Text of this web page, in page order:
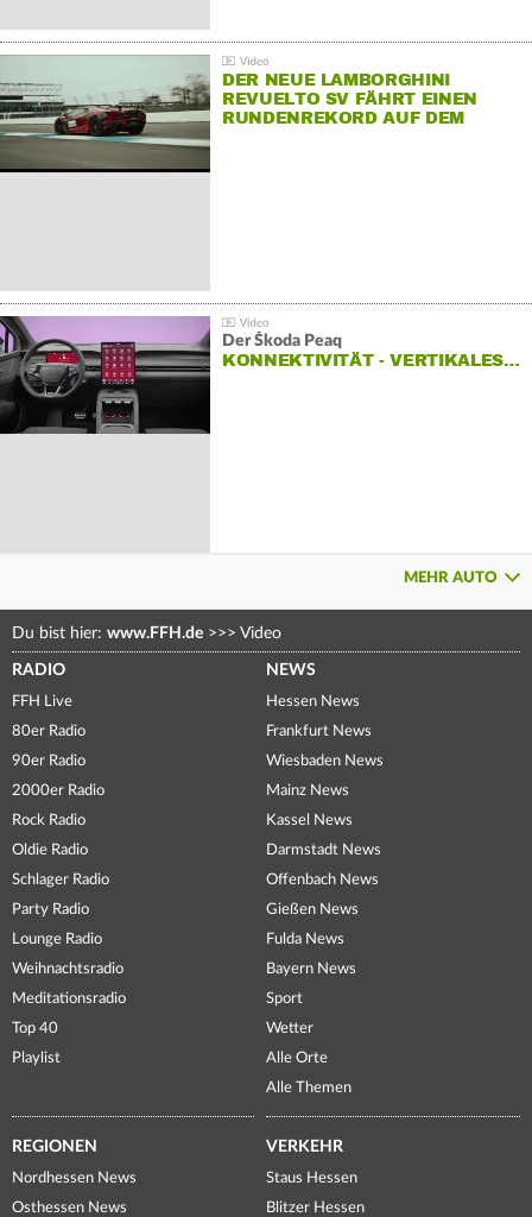
DER NEUE LAMBORGHINI
REVUELTO SV FÄHRT EINEN
RUNDENREKORD AUF DEM
Der Škoda Peaq
KONNEKTIVITÄT - VERTIKALES…
MEHR AUTO
Du bist hier: www.FFH.de >>> Video
RADIO
FFH Live
80er Radio
90er Radio
2000er Radio
Rock Radio
Oldie Radio
Schlager Radio
Party Radio
Lounge Radio
Weihnachtsradio
Meditationsradio
Top 40
Playlist
NEWS
Hessen News
Frankfurt News
Wiesbaden News
Mainz News
Kassel News
Darmstadt News
Offenbach News
Gießen News
Fulda News
Bayern News
Sport
Wetter
Alle Orte
Alle Themen
REGIONEN
Nordhessen News
Osthessen News
VERKEHR
Staus Hessen
Blitzer Hessen